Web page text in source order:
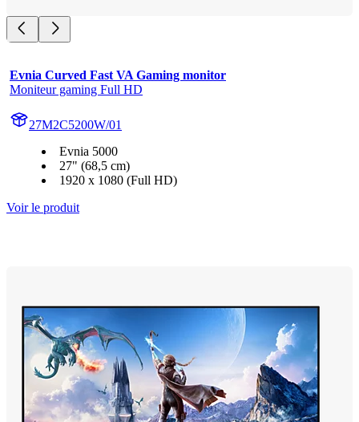
Evnia Curved Fast VA Gaming monitor
Moniteur gaming Full HD
27M2C5200W/01
Evnia 5000
27" (68,5 cm)
1920 x 1080 (Full HD)
Voir le produit